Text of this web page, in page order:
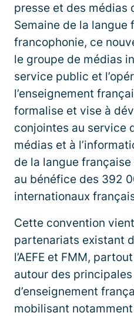
presse et des médias
Semaine de la langue
francophonie, ce
le groupe de médias
service public et
l’enseignement
formalise et vise à
conjointes au service
médias et à
de la langue
au bénéfice des 392
internationaux
Cette convention
partenariats existant
l’AEFE et FMM,
autour des
d’enseignement
mobilisant